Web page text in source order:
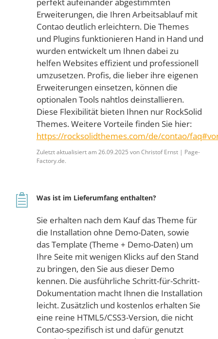
Erweiterungen, die Ihren Arbeitsablauf mit
Contao deutlich erleichtern. Die Themes
und Plugins funktionieren Hand in Hand und
wurden entwickelt um Ihnen dabei zu
helfen Websites effizient und professionell
umzusetzen. Profis, die lieber ihre eigenen
Erweiterungen einsetzen, können die
optionalen Tools nahtlos deinstallieren.
Diese Flexibilität bieten Ihnen nur RockSolid
Themes. Weitere Vorteile finden Sie hier:
https://rocksolidthemes.com/de/contao/
Zuletzt aktualisiert am 26.09.2025 von Christof Ernst | Page-
Factory.de.
Was ist im Lieferumfang enthalten?
Sie erhalten nach dem Kauf das Theme für
die Installation ohne Demo-Daten, sowie
das Template (Theme + Demo-Daten) um
Ihre Seite mit wenigen Klicks auf den Stand
zu bringen, den Sie aus dieser Demo
kennen. Die ausführliche Schritt-für-Schritt-
Dokumentation macht Ihnen die Installation
leicht. Zusätzlich und kostenlos erhalten Sie
eine reine HTML5/CSS3-Version, die nicht
Contao-spezifisch ist und dafür genutzt